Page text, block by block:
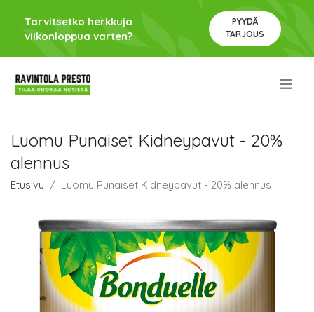
Tarvitsetko herkkuja
viikonloppua varten?
PYYDÄ
TARJOUS
Luomu Punaiset Kidneypavut - 20%
alennus
Etusivu Luomu Punaiset Kidneypavut - 20% alennus